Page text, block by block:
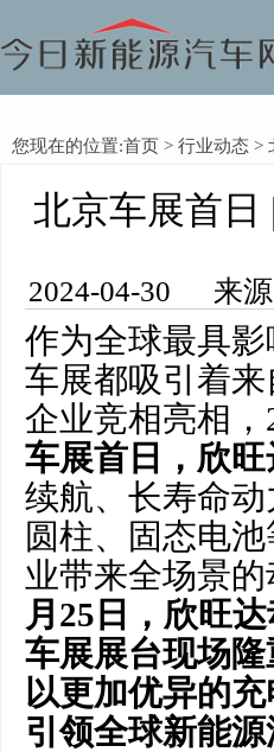
您现在的位置:首页 > 行业动态 >
北京车展首日
作为全球最具
车展都吸引着
企业竞相亮相
车展首日，欣旺
续航、长寿命
圆柱、固态电
业带来全场景
月 25 日，欣旺
车展展台现场
以更加优异的
引领全球新能